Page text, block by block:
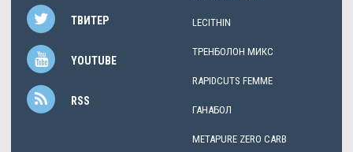
ТВИТЕР
YOUTUBE
RSS
LECITHIN
ТРЕНБОЛОН МИКС
RAPIDCUTS FEMME
ГАНАБОЛ
METAPURE ZERO CARB